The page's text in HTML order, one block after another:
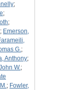
;
;
;
; Emerson,
G.;
Anthony;
W.;
; Fowler,